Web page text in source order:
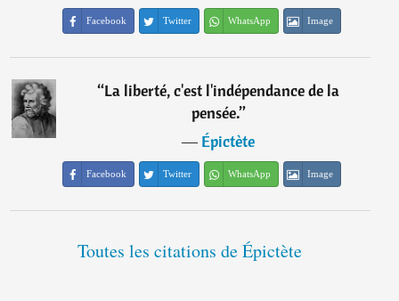
Facebook Twitter WhatsApp Image
“La liberté, c'est l'indépendance de la
pensée.”
―Épictète
Facebook Twitter WhatsApp Image
Toutes les citations de Épictète